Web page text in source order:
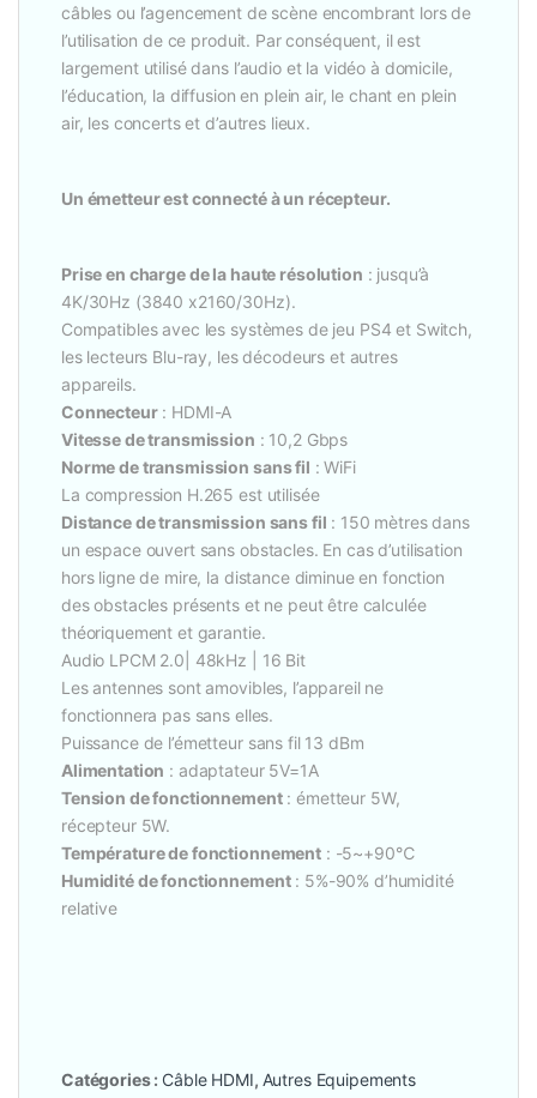
câbles ou l’agencement de scène encombrant lors de
l’utilisation de ce produit. Par conséquent, il est
largement utilisé dans l’audio et la vidéo à domicile,
l’éducation, la diffusion en plein air, le chant en plein
air, les concerts et d’autres lieux.
Un émetteur est connecté à un récepteur.
Prise en charge de la haute résolution : jusqu’à
4K/30Hz (3840 x2160/30Hz).
Compatibles avec les systèmes de jeu PS4 et Switch,
les lecteurs Blu-ray, les décodeurs et autres
appareils.
Connecteur: HDMI-A
Vitesse de transmission : 10,2 Gbps
Norme de transmission sans fil : WiFi
La compression H.265 est utilisée
Distance de transmission sans fil : 150 mètres dans
un espace ouvert sans obstacles. En cas d’utilisation
hors ligne de mire, la distance diminue en fonction
des obstacles présents et ne peut être calculée
théoriquement et garantie.
Audio LPCM 2.0| 48kHz | 16 Bit
Les antennes sont amovibles, l’appareil ne
fonctionnera pas sans elles.
Puissance de l’émetteur sans fil 13 dBm
Alimentation : adaptateur 5V=1A
Tension de fonctionnement: émetteur 5W,
récepteur 5W.
Température de fonctionnement: -5~+90℃
Humidité de fonctionnement: 5%-90% d’humidité
relative
Catégories : Câble HDMI, Autres Equipements